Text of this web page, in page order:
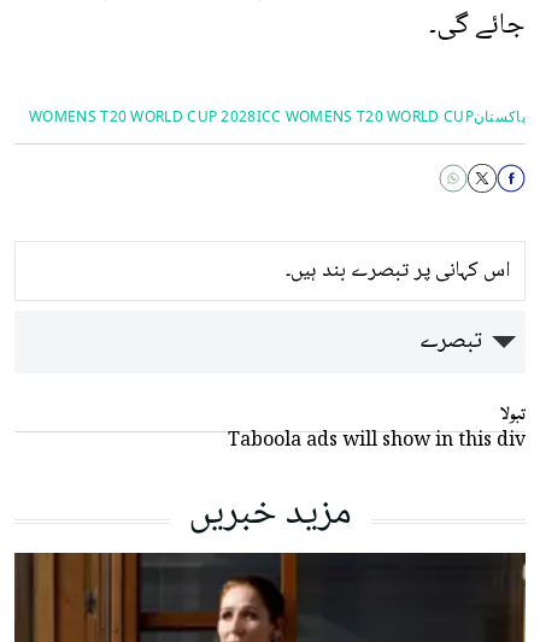
جائے گی۔
پاکستانICC WOMENS T20 WORLD CUP
WOMENS T20 WORLD CUP 2028
اس کہانی پر تبصرے بند ہیں۔
تبصرے
تبولا
Taboola ads will show in this div
مزید خبریں